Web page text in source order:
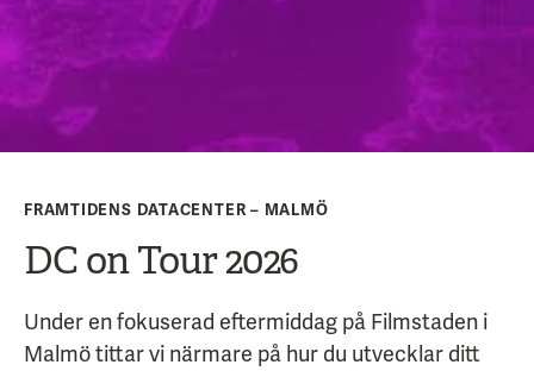
FRAMTIDENS DATACENTER – MALMÖ
DC on Tour 2026
Under en fokuserad eftermiddag på Filmstaden i
Malmö tittar vi närmare på hur du utvecklar ditt